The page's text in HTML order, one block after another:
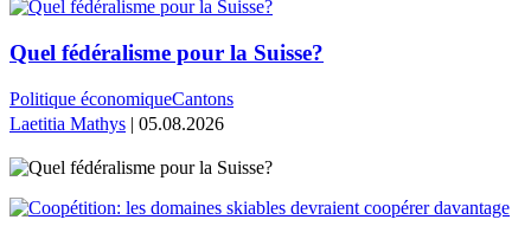
Quel fédéralisme pour la Suisse?
Politique économiqueCantons
Laetitia Mathys | 05.08.2026